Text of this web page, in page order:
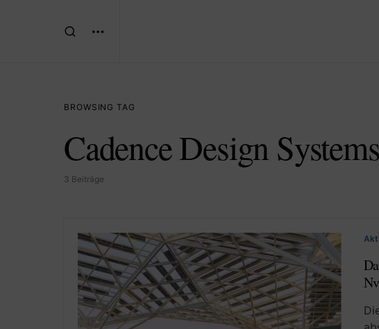
BROWSING TAG
Cadence Design Systems
3 Beiträge